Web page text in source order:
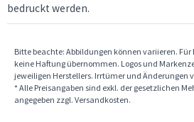
bedruckt werden.
Bitte beachte: Abbildungen können variieren.
keine Haftung übernommen. Logos und
jeweiligen Herstellers. Irrtümer und Änderungen
* Alle Preisangaben sind exkl. der gesetzlichen
angegeben zzgl. Versandkosten.